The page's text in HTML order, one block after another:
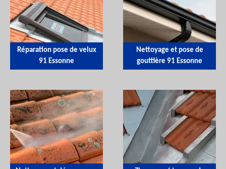
Réparation pose de velux
91 Essonne
Nettoyage et pose de
gouttière 91 Essonne